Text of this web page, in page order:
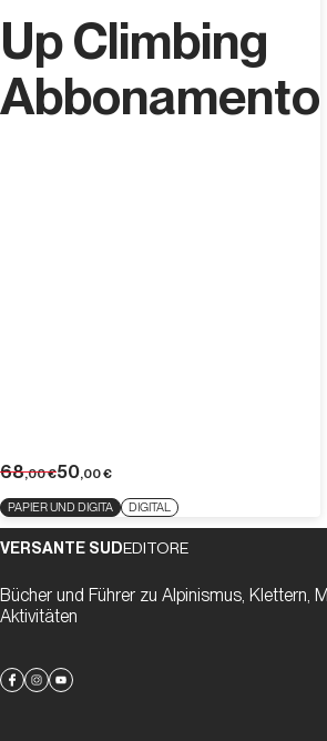
Up Climbing
Abbonamento
68,00€50,00€
PAPIER UND DIGITA DIGITAL
VERSANTE SUDEDITORE
Bücher und Führer zu Alpinismus, Klettern,
Aktivitäten